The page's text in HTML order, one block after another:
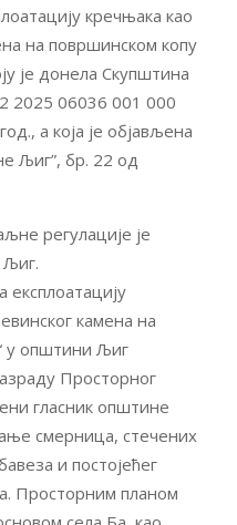
кречњака као
на површинском копу
је донела Скупштина
2025 06036 001 000
a која је објављена
Љиг”, бр. 22 од
регулације је
камена на
у општини Љиг
Просторног
гласник општине
смерница, стечених
и постојећег
Просторним планом